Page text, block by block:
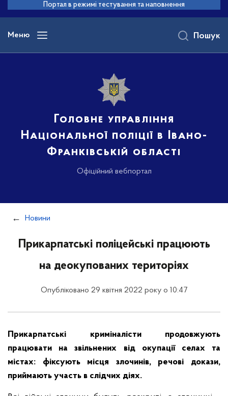
основного
вмісту
Портал в режимі тестування та наповнення
Меню
Головне управління
Національної поліції в Івано-
Франківській області
Офіційний вебпортал
Пошук
Новини
Прикарпатські поліцейські працюють
на деокупованих територіях
Опубліковано 29 квітня 2022 року о 10:47
Прикарпатські криміналісти продовжують
працювати на звільнених від окупації селах та
містах: фіксують місця злочинів, речові докази,
приймають участь в слідчих діях.